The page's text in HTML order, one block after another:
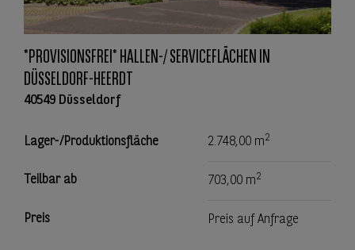
*PROVISIONSFREI* HALLEN-/ SERVICEFLÄCHEN IN
DÜSSELDORF-HEERDT
40549 Düsseldorf
Lager-/Produktionsfläche 2.748,00 m2
Teilbar ab 703,00 m2
Preis Preis auf Anfrage